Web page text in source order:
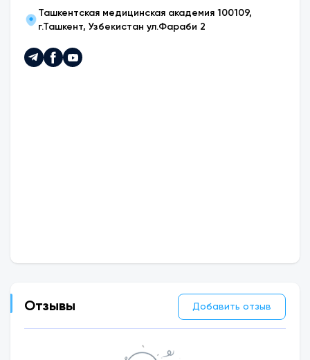
Ташкентская медицинская академия 100109,
г.Ташкент, Узбекистан ул.Фараби 2
Отзывы Добавить отзыв